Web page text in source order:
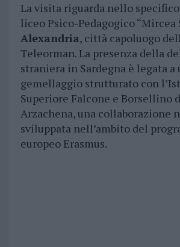
La visita riguarda nello
liceo Psico-Pedagogico “Mircea
Alexandria, città capoluogo
Teleorman. La presenza della
straniera in Sardegna è legata a
gemellaggio strutturato con
Superiore Falcone e Borsellino
Arzachena, una collaborazione
sviluppata nell’ambito del
europeo Erasmus.